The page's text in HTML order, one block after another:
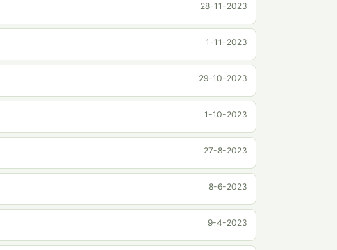
28-11-2023
1-11-2023
29-10-2023
1-10-2023
27-8-2023
8-6-2023
9-4-2023